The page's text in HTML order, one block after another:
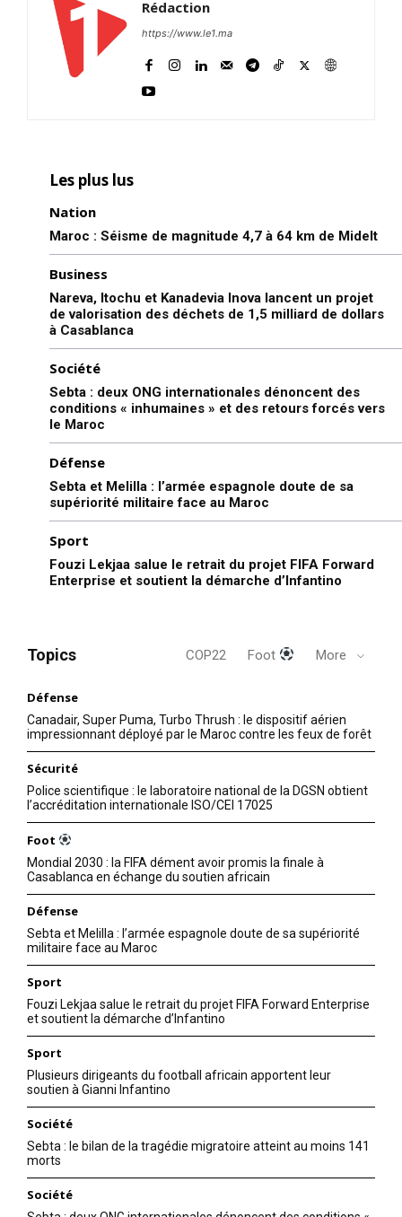
Rédaction
https://www.le1.ma
Les plus lus
Nation
Maroc : Séisme de magnitude 4,7 à 64 km de Midelt
Business
Nareva, Itochu et Kanadevia Inova lancent un projet
de valorisation des déchets de 1,5 milliard de dollars
à Casablanca
Société
Sebta : deux ONG internationales dénoncent des
conditions « inhumaines » et des retours forcés vers
le Maroc
Défense
Sebta et Melilla : l’armée espagnole doute de sa
supériorité militaire face au Maroc
Sport
Fouzi Lekjaa salue le retrait du projet FIFA Forward
Enterprise et soutient la démarche d’Infantino
Topics COP22 Foot More
Défense
Canadair, Super Puma, Turbo Thrush : le dispositif aérien
impressionnant déployé par le Maroc contre les feux de forêt
Sécurité
Police scientifique : le laboratoire national de la DGSN obtient
l’accréditation internationale ISO/CEI 17025
Foot
Mondial 2030 : la FIFA dément avoir promis la finale à
Casablanca en échange du soutien africain
Défense
Sebta et Melilla : l’armée espagnole doute de sa supériorité
militaire face au Maroc
Sport
Fouzi Lekjaa salue le retrait du projet FIFA Forward Enterprise
et soutient la démarche d’Infantino
Sport
Plusieurs dirigeants du football africain apportent leur
soutien à Gianni Infantino
Société
Sebta : le bilan de la tragédie migratoire atteint au moins 141
morts
Société